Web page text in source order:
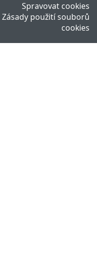
Spravovat cookies
Zásady použití souborů
cookies